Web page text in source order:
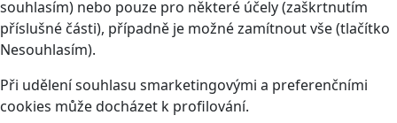
souhlasím) nebo pouze pro některé účely (zaškrtnutím
příslušné části), případně je možné zamítnout vše (tlačítko
Nesouhlasím).
Při udělení souhlasu smarketingovými a preferenčními
cookies může docházet k profilování.